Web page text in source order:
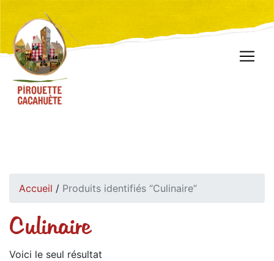
Accueil / Produits identifiés “Culinaire”
Culinaire
Voici le seul résultat